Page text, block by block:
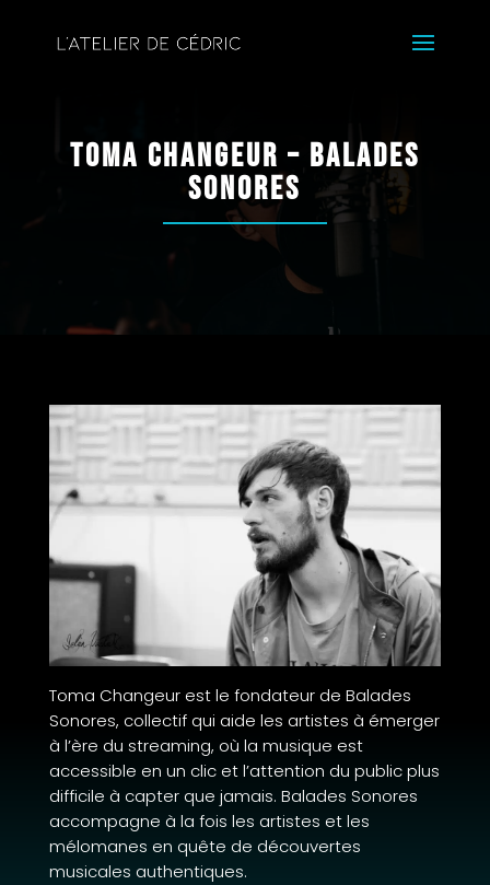
Toma Changeur – Balades
Sonores
Toma Changeur est le fondateur de Balades
Sonores, collectif qui aide les artistes à émerger
à l’ère du streaming, où la musique est
accessible en un clic et l’attention du public plus
difficile à capter que jamais. Balades Sonores
accompagne à la fois les artistes et les
mélomanes en quête de découvertes
musicales authentiques.